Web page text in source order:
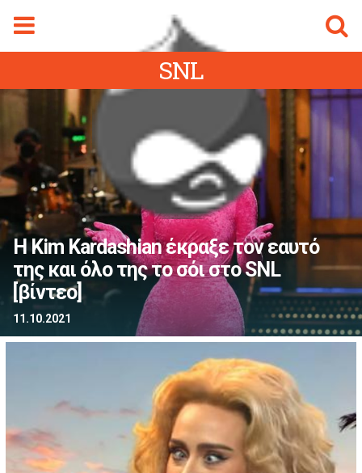
Sigmalive
Tv
Φόρμα αναζήτησης
SNL
Η Kim Kardashian έκραξε τον εαυτό
της και όλο της το σόι στο SNL
[βίντεο]
11.10.2021